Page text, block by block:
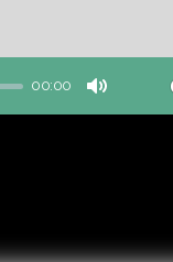
00:00
Mute